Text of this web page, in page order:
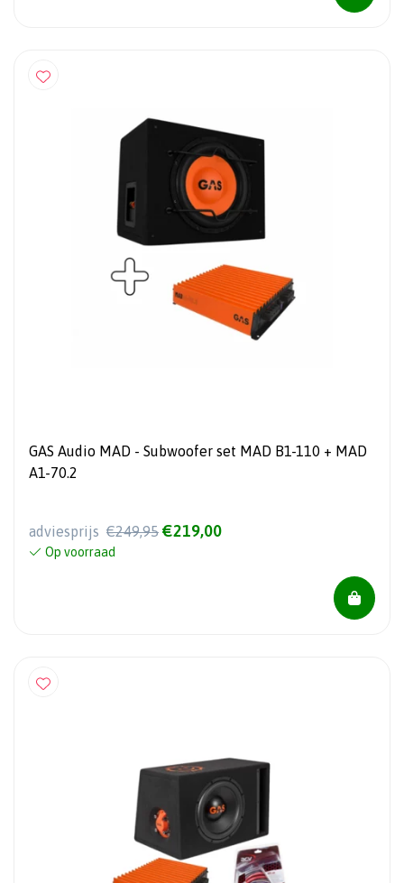
GAS Audio MAD - Subwoofer set MAD B1-110 + MAD
A1-70.2
adviesprijs €249,95 €219,00
Op voorraad